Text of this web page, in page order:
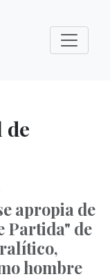
de
apropia de
Partida" de
hombre